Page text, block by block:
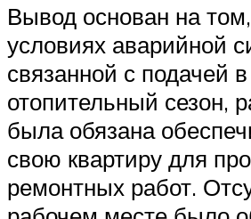
Вывод основан на
условиях аварийной
связанной с подачей
отопительный сезон,
была обязана
свою квартиру для
ремонтных работ.